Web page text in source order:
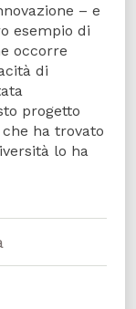
– e
esempio di
occorre
di
progetto
ha trovato
lo ha